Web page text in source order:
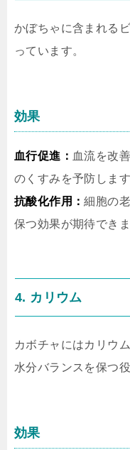
かぼちゃに含まれる
っています。
効果
血行促進： 血流を改
のくすみを予防します
抗酸化作用：細胞の
保つ効果が期待できま
4. カリウム
カボチャにはカリウ
水分バランスを保つ
効果